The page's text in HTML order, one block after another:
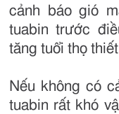
cảnh báo gió
tuabin trước
tăng tuổi thọ
Nếu không có
tuabin rất khó